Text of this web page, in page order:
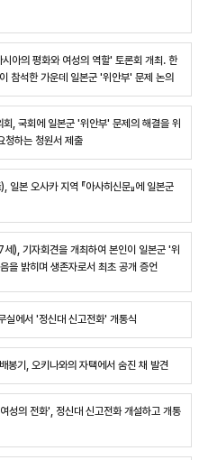
아의 평화와 여성의 역할' 토론회 개최. 한
참석한 가운데 일본군 '위안부' 문제 논의
, 국회에 일본군 '위안부' 문제의 해결을 위
청하는 청원서 제출
일본 오사카 지역 『아사히신문』에 일본군
), 기자회견을 개최하여 본인이 일본군 '위
을 밝히며 생존자로서 최초 공개 증언
실에서 '정신대 신고전화' 개통식
봉기, 오키나와의 자택에서 숨진 채 발견
성의 전화', 정신대 신고전화 개설하고 개통